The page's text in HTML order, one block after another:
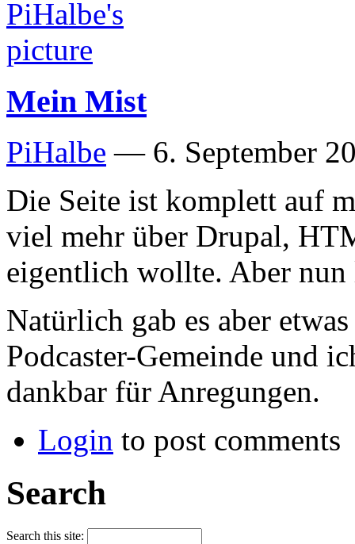
Mein Mist
PiHalbe — 6. September
Die Seite ist komplett auf
viel mehr über Drupal,
eigentlich wollte. Aber
Natürlich gab es aber
Podcaster-Gemeinde und
dankbar für Anregungen.
Login to post comments
Search
Search this site: